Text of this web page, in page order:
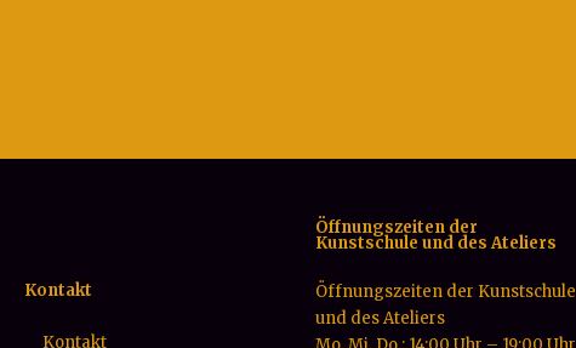
Kontakt
Kontakt
Öffnungszeiten der
Kunstschule und des Ateliers
Öffnungszeiten der Kunstschule
und des Ateliers